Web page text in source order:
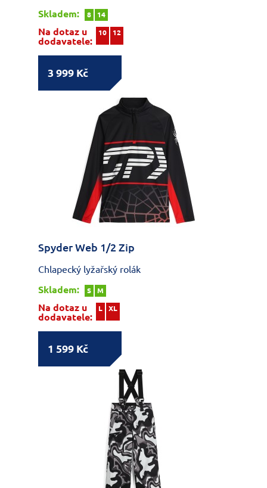
Skladem:
8 14
Na dotaz u
dodavatele:
10 12
3 999 Kč
Spyder Web 1/2 Zip
Chlapecký lyžařský rolák
Skladem:
S M
Na dotaz u
dodavatele:
L XL
1 599 Kč